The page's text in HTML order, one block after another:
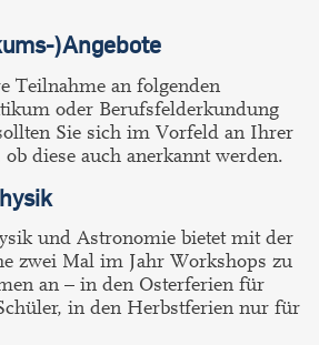
)Angebote
Teilnahme an folgenden
oder Berufsfelderkundung
Sie sich im Vorfeld an Ihrer
diese auch anerkannt werden.
und Astronomie bietet mit der
zwei Mal im Jahr Workshops zu
an – in den Osterferien für
in den Herbstferien nur für